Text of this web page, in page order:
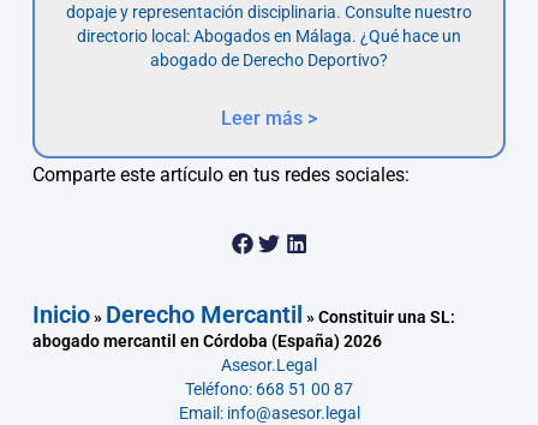
dopaje y representación disciplinaria. Consulte nuestro
directorio local: Abogados en Málaga. ¿Qué hace un
abogado de Derecho Deportivo?
Leer más >
Comparte este artículo en tus redes sociales:
Inicio» Derecho Mercantil »Constituir una SL:
abogado mercantil en Córdoba (España) 2026
Asesor.Legal
Teléfono: 668 51 00 87
Email: info@asesor.legal